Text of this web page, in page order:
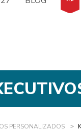
PERSONALIZADOS